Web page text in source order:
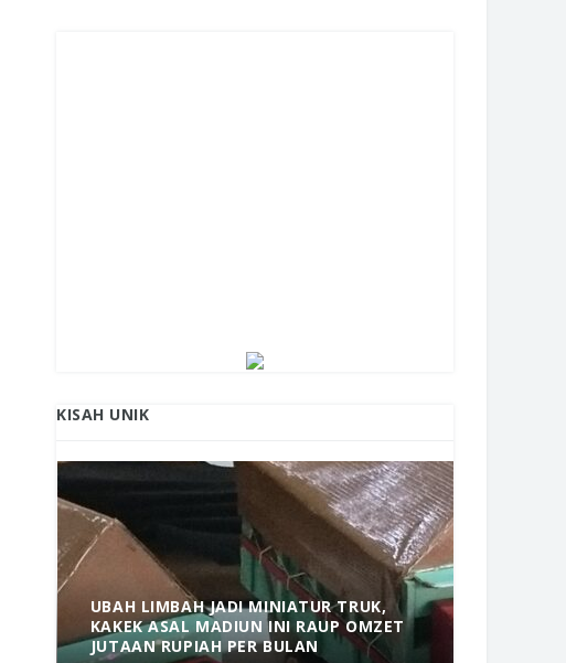
KISAH UNIK
UBAH LIMBAH JADI MINIATUR TRUK,
KAKEK ASAL MADIUN INI RAUP OMZET
JUTAAN RUPIAH PER BULAN